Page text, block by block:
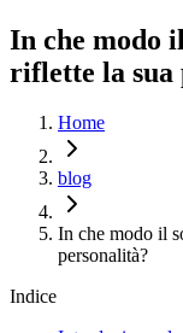
In che modo
riflette la sua
Home
blog
In che modo il
personalità?
Indice